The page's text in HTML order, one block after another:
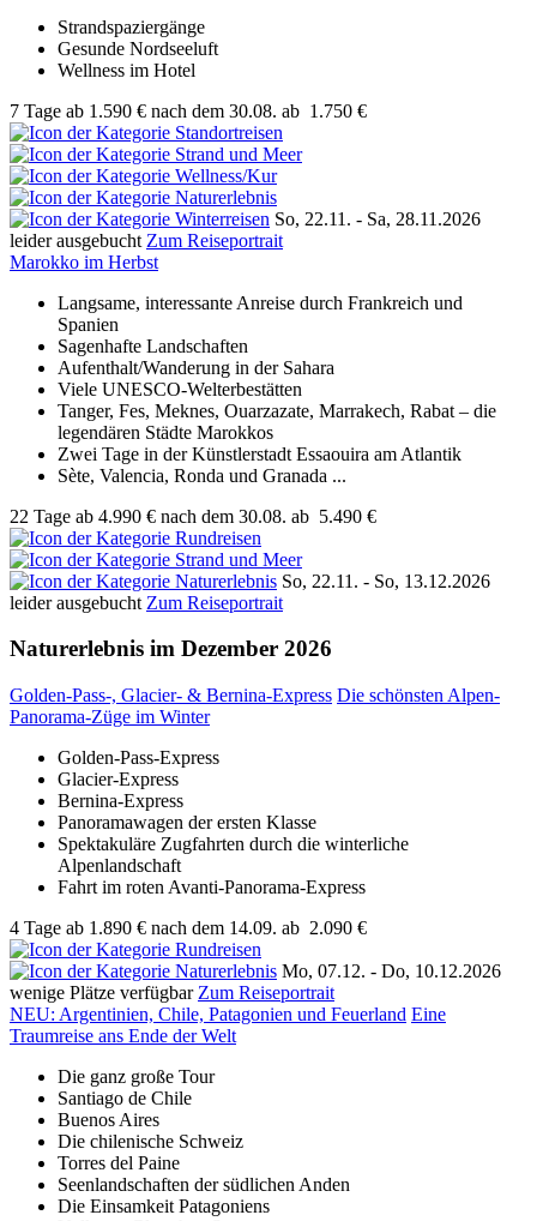
Strandspaziergänge
Gesunde Nordseeluft
Wellness im Hotel
7 Tage ab 1.590 € nach dem 30.08. ab 1.750 €
So, 22.11. - Sa, 28.11.2026
leider ausgebucht Zum Reiseportrait
Marokko im Herbst
Langsame, interessante Anreise durch Frankreich und
Spanien
Sagenhafte Landschaften
Aufenthalt/Wanderung in der Sahara
Viele UNESCO-Welterbestätten
Tanger, Fes, Meknes, Ouarzazate, Marrakech, Rabat – die
legendären Städte Marokkos
Zwei Tage in der Künstlerstadt Essaouira am Atlantik
Sète, Valencia, Ronda und Granada ...
22 Tage ab 4.990 € nach dem 30.08. ab 5.490 €
So, 22.11. - So, 13.12.2026
leider ausgebucht Zum Reiseportrait
Naturerlebnis im Dezember 2026
Golden-Pass-, Glacier- & Bernina-Express Die schönsten Alpen-
Panorama-Züge im Winter
Golden-Pass-Express
Glacier-Express
Bernina-Express
Panoramawagen der ersten Klasse
Spektakuläre Zugfahrten durch die winterliche
Alpenlandschaft
Fahrt im roten Avanti-Panorama-Express
4 Tage ab 1.890 € nach dem 14.09. ab 2.090 €
Mo, 07.12. - Do, 10.12.2026
wenige Plätze verfügbar Zum Reiseportrait
NEU: Argentinien, Chile, Patagonien und Feuerland Eine
Traumreise ans Ende der Welt
Die ganz große Tour
Santiago de Chile
Buenos Aires
Die chilenische Schweiz
Torres del Paine
Seenlandschaften der südlichen Anden
Die Einsamkeit Patagoniens